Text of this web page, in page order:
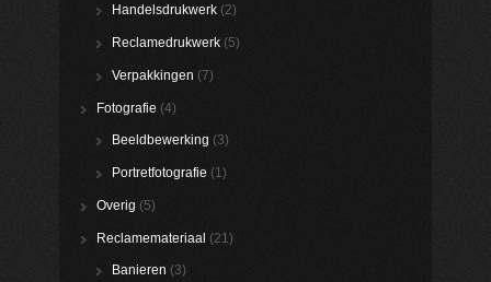
Handelsdrukwerk (2)
Reclamedrukwerk (5)
Verpakkingen (7)
Fotografie (4)
Beeldbewerking (3)
Portretfotografie (1)
Overig (5)
Reclamemateriaal (21)
Banieren (3)